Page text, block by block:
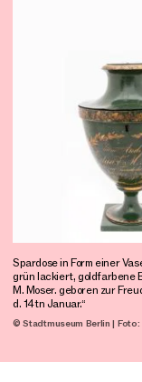
Spardose in Form einer
grün lackiert, goldfarbene
M. Moser. geboren zur
d. 14tn Januar.“
© Stadtmuseum Berlin | Foto: